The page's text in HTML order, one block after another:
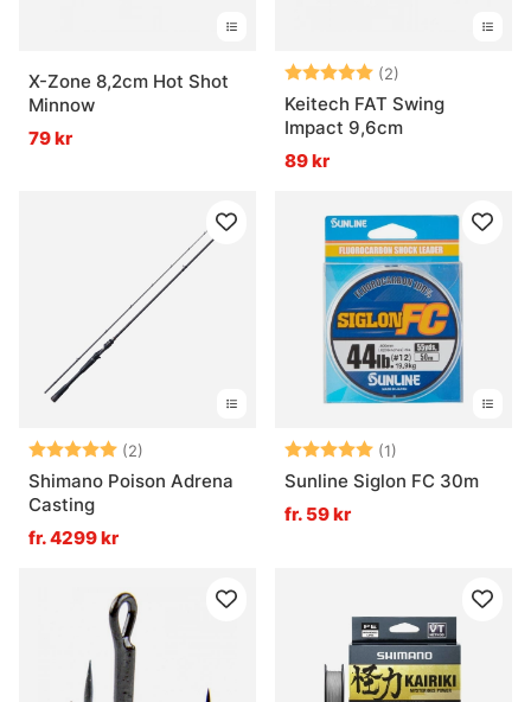
X-Zone 8,2cm Hot Shot
Minnow
79 kr
Betyg: (2)
Keitech FAT Swing
Impact 9,6cm
89 kr
Betyg: (2)
5.0 utav 5 stjärnor
Shimano Poison Adrena
Casting
fr. 4299 kr
Betyg: (1)
Sunline Siglon FC 30m
fr. 59 kr